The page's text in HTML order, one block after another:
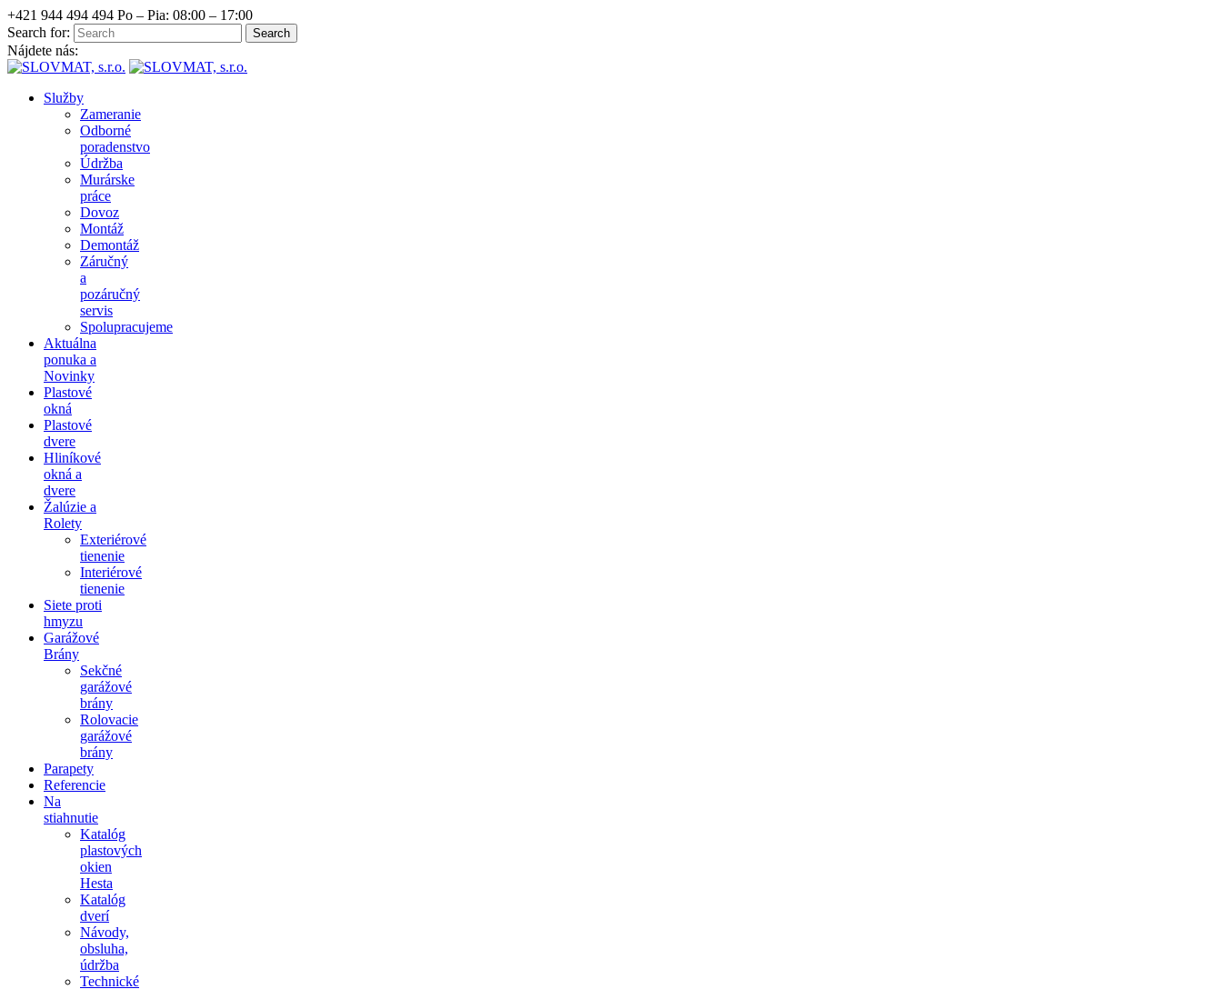
+421 944 494 494 Po – Pia: 08:00 – 17:00
Search for:
Nájdete nás:
Služby
Zameranie
Odborné
poradenstvo
Údržba
Murárske
práce
Dovoz
Montáž
Demontáž
Záručný
a
pozáručný
servis
Spolupracujeme
Aktuálna
ponuka a
Novinky
Plastové
okná
Plastové
dvere
Hliníkové
okná a
dvere
Žalúzie a
Rolety
Exteriérové
tienenie
Interiérové
tienenie
Siete proti
hmyzu
Garážové
Brány
Sekčné
garážové
brány
Rolovacie
garážové
brány
Parapety
Referencie
Na
stiahnutie
Katalóg
plastových
okien
Hesta
Katalóg
dverí
Návody,
obsluha,
údržba
Technické